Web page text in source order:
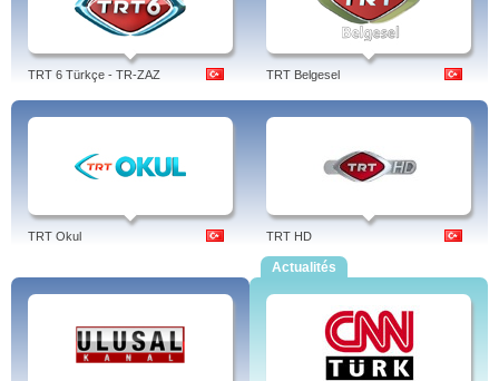
TRT 6 Türkçe - TR-ZAZ TRT Belgesel
TRT Okul TRT HD
Actualités